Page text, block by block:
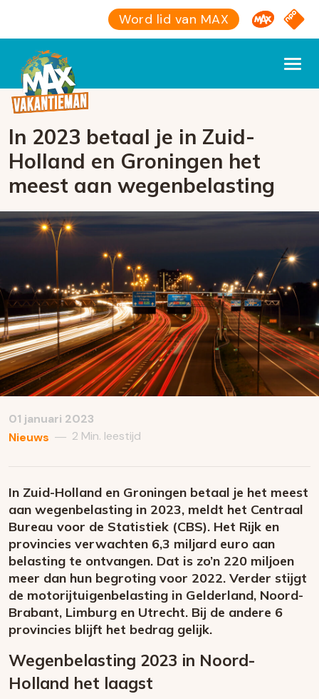
Word lid van MAX Omroep
NPO
In 2023 betaal je in Zuid-
Holland en Groningen het
meest aan wegenbelasting
01 januari 2023
Nieuws — 2 Min. leestijd
In Zuid-Holland en Groningen betaal je het meest
aan wegenbelasting in 2023, meldt het Centraal
Bureau voor de Statistiek (CBS). Het Rijk en
provincies verwachten 6,3 miljard euro aan
belasting te ontvangen. Dat is zo’n 220 miljoen
meer dan hun begroting voor 2022. Verder stijgt
de motorijtuigenbelasting in Gelderland, Noord-
Brabant, Limburg en Utrecht. Bij de andere 6
provincies blijft het bedrag gelijk.
Wegenbelasting 2023 in Noord-
Holland het laagst